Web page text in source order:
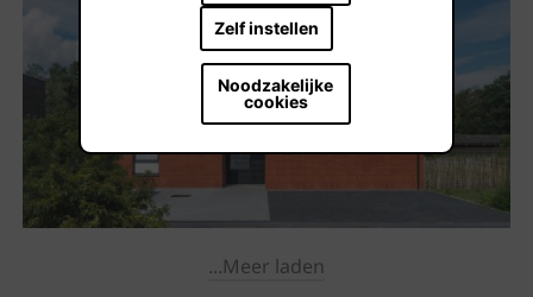
Zelf instellen
Noodzakelijke
cookies
...Meer laden